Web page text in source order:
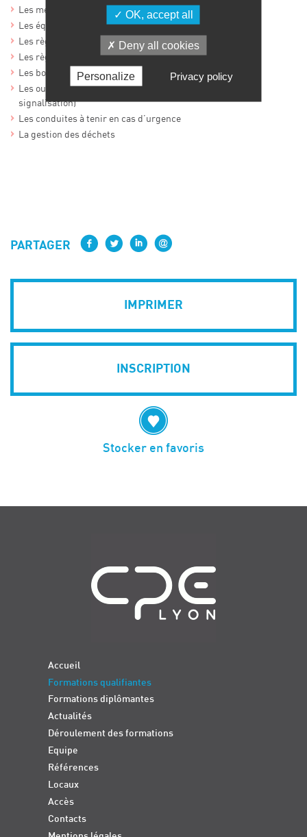
Les mesures techniques et organisationnelles
Les équipements de protection (EPI, EPC)
Les règles de ventilation
Les règles de stockage, la gestion des incompatibilités
Les bonnes pratiques de manipulation
Les outils de communication (consignes, fiches de poste,
signalisation)
Les conduites à tenir en cas d’urgence
La gestion des déchets
PARTAGER
IMPRIMER
INSCRIPTION
Stocker en favoris
Accueil
Formations qualifiantes
Formations diplômantes
Actualités
Déroulement des formations
Equipe
Références
Locaux
Accès
Contacts
OK, accept all
Deny all cookies
Personalize Privacy policy